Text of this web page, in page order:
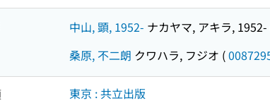
中山, 顕, 1952- ナカヤマ, アキラ, 1952-
桑原, 不二朗 クワハラ, フジオ (
東京 : 共立出版